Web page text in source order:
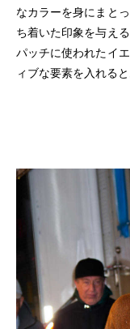
なカラーを身にまと
ち着いた印象を与え
パッチに使われたイ
ィブな要素を入れる